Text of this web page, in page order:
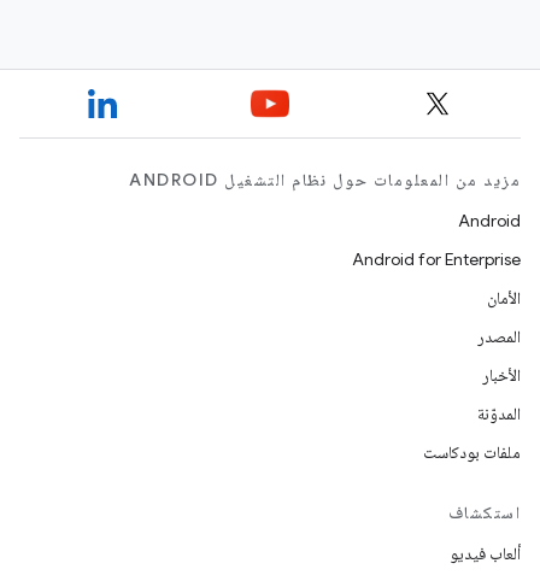
مزيد من المعلومات حول نظام التشغيل ANDROID
Android
Android for Enterprise
الأمان
المصدر
الأخبار
المدوّنة
ملفات بودكاست
استكشاف
ألعاب فيديو